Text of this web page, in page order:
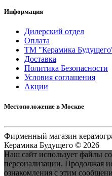
Информация
Дилерский отдел
Оплата
ТМ "Керамика
Доставка
Политика Безопасности
Условия соглашения
Акции
Местоположение в Москве
Фирменный магазин
Керамика Будущего © 2026
Наш сайт использует файлы
персонализации. Продолжая
ознакомления с этим